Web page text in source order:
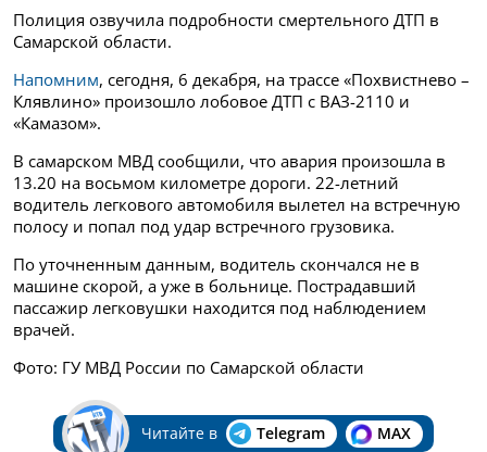
Полиция озвучила подробности смертельного ДТП в
Самарской области.
Напомним, сегодня, 6 декабря, на трассе «Похвистнево –
Клявлино» произошло лобовое ДТП с ВАЗ-2110 и
«Камазом».
В самарском МВД сообщили, что авария произошла в
13.20 на восьмом километре дороги. 22-летний
водитель легкового автомобиля вылетел на встречную
полосу и попал под удар встречного грузовика.
По уточненным данным, водитель скончался не в
машине скорой, а уже в больнице. Пострадавший
пассажир легковушки находится под наблюдением
врачей.
Фото: ГУ МВД России по Самарской области
Читайте в Telegram MAX